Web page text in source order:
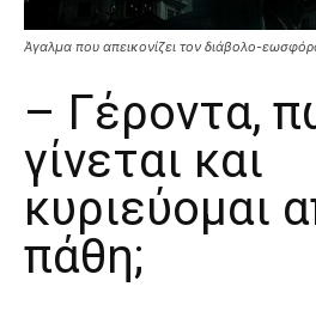
Άγαλμα που απεικονίζει τον διάβολο-
– Γέροντα,
γίνεται και
κυριεύομαι
πάθη;